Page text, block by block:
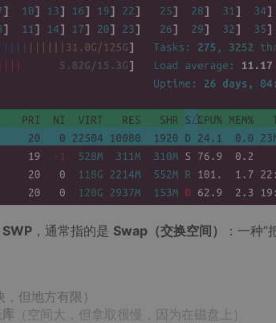
SWP ，通常指的是 Swap（交换空间）
：一种
，但地方有限）
（空间大，但拿取很慢，因为在磁盘上）